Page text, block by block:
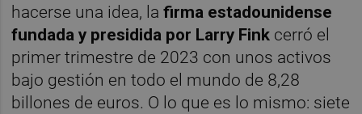
hacerse una idea, lafirma estadounidense
fundada y presidida por Larry Fink cerró el
primer trimestre de 2023 con unos activos
bajo gestión en todo el mundo de 8,28
billones de euros. O lo que es lo mismo: siete